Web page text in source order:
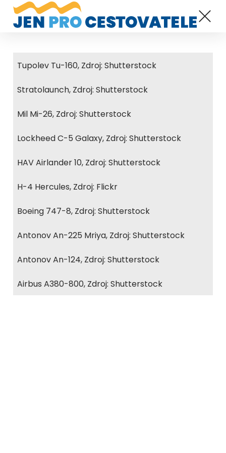
Tupolev Tu-160, Zdroj: Shutterstock
Stratolaunch, Zdroj: Shutterstock
Mil Mi-26, Zdroj: Shutterstock
Lockheed C-5 Galaxy, Zdroj: Shutterstock
HAV Airlander 10, Zdroj: Shutterstock
H-4 Hercules, Zdroj: Flickr
Boeing 747-8, Zdroj: Shutterstock
Antonov An-225 Mriya, Zdroj: Shutterstock
Antonov An-124, Zdroj: Shutterstock
Airbus A380-800, Zdroj: Shutterstock